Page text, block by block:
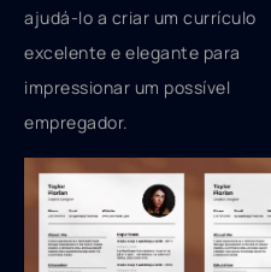
ajudá-lo a criar um currículo
excelente e elegante para
impressionar um possível
empregador.